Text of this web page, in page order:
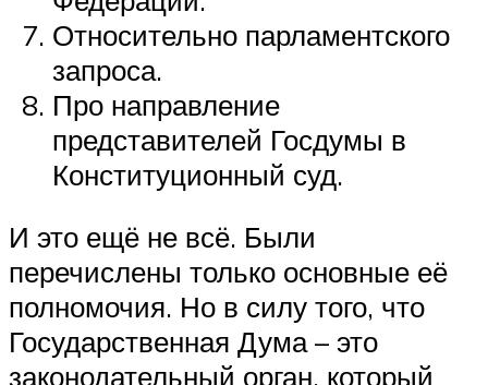
Относительно парламентского
запроса.
Про направление
представителей Госдумы в
Конституционный суд.
И это ещё не всё. Были
перечислены только основные её
полномочия. Но в силу того, что
Государственная Дума – это
законодательный орган, который